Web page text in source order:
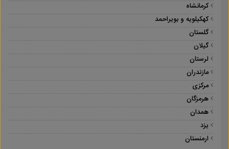
کرمانشاه
کهکیلویه و بویراحمد
گلستان
گیلان
لرستان
مازندران
مرکزی
هرمزگان
همدان
یزد
ارمنستان